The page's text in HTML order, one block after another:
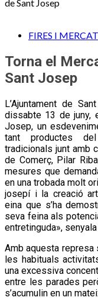
de Sant Josep
FIRES I
Torna el
Sant Josep
L’Ajuntament de
dissabte 13 de juny,
Josep, un
tant productes
tradicionals junt amb
de Comerç, Pilar
mesures que
en una trobada molt
josepí i la creació
eina que s’ha
seva feina als
entretinguda»,
Amb aquesta represa
les habituals
una excessiva
entre les parades
s’acumulin en un